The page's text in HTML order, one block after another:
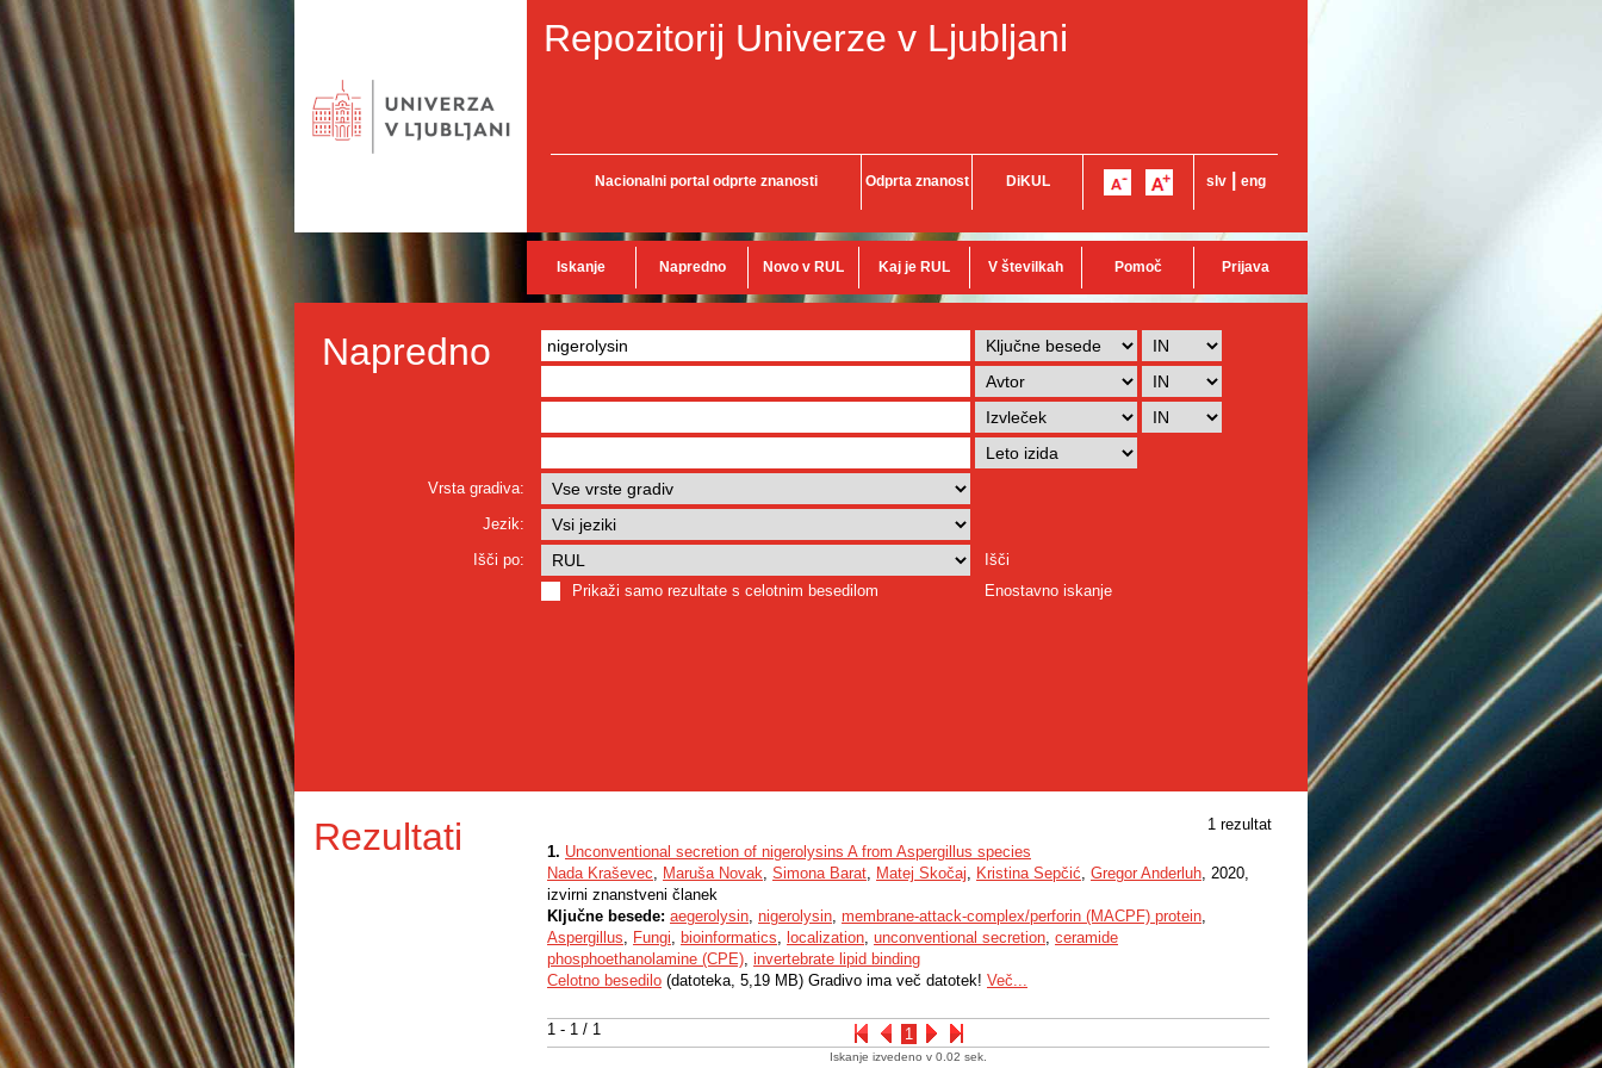
Repozitorij Univerze v Ljubljani
Nacionalni portal odprte znanosti Odprta znanost DiKUL slv eng
Iskanje Napredno Novo v RUL Kaj je RUL V številkah Pomoč Prijava
Napredno
Vrsta gradiva:
Jezik:
Išči po:
Išči
Prikaži samo rezultate s celotnim besedilom
Enostavno iskanje
Rezultati 1 rezultat
1 - 1 / 1 1
1. Unconventional secretion of nigerolysins A from Aspergillus species
Nada Kraševec, Maruša Novak, Simona Barat, Matej Skočaj, Kristina Sepčić, Gregor Anderluh, 2020,
izvirni znanstveni članek
Ključne besede: aegerolysin, nigerolysin, membrane-attack-complex/perforin (MACPF) protein,
Aspergillus, Fungi, bioinformatics, localization, unconventional secretion, ceramide
phosphoethanolamine (CPE), invertebrate lipid binding
Celotno besedilo (datoteka, 5,19 MB) Gradivo ima več datotek! Več...
Iskanje izvedeno v 0.02 sek.